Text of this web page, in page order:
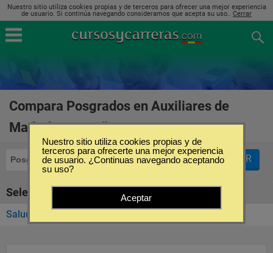
Nuestro sitio utiliza cookies propias y de terceros para ofrecer una mejor experiencia
de usuario. Si continúa navegando consideramos que acepta su uso.. Cerrar
Compara Posgrados en Auxiliares de
Madrid en España
Posgrados Auxiliares de Madrid FILTRAR
Seleccione la categoría
Salud y Bienestar
Nuestro sitio utiliza cookies propias y de
terceros para ofrecerte una mejor experiencia
de usuario. ¿Continuas navegando aceptando
su uso?
Aceptar